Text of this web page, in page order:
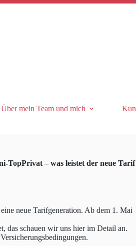
Über mein Team und mich
TopPrivat – was leistet der neue Tarif
neue Tarifgeneration. Ab dem 1. Mai
das schauen wir uns hier im Detail an.